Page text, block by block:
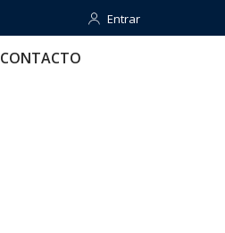
Entrar
Entrar
CONTACTO